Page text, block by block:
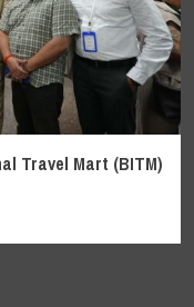
Travel Mart (BITM)